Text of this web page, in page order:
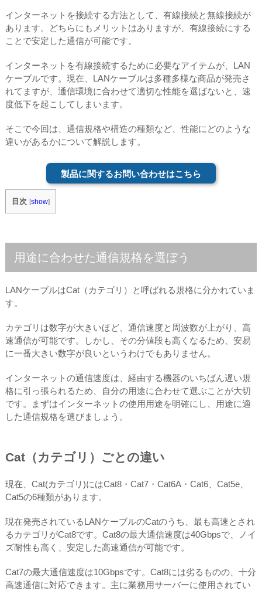
インターネットを接続する方法として、有線接続と無線接続が
あります。どちらにもメリットはありますが、有線接続にする
ことで安定した通信が可能です。
インターネットを有線接続するために必要なアイテムが、LAN
ケーブルです。現在、LANケーブルは多種多様な商品が発売さ
れてますが、通信環境に合わせて適切な性能を選ばないと、速
度低下を起こしてしまいます。
そこで今回は、通信規格や構造の種類など、性能にどのような
違いがあるかについて解説します。
製品に関するお問い合わせはこちら
目次 [show]
用途に合わせた通信規格を選ぼう
LANケーブルはCat（カテゴリ）と呼ばれる規格に分かれていま
す。
カテゴリは数字が大きいほど、通信速度と周波数が上がり、高
速通信が可能です。しかし、その分値段も高くなるため、安易
に一番大きい数字が良いというわけでもありません。
インターネットの通信速度は、経由する機器のいちばん遅い規
格に引っ張られるため、自分の用途に合わせて選ぶことが大切
です。まずはインターネットの使用用途を明確にし、用途に適
した通信規格を選びましょう。
Cat（カテゴリ）ごとの違い
現在、Cat(カテゴリ)にはCat8・Cat7・Cat6A・Cat6、Cat5e、
Cat5の6種類があります。
現在発売されているLANケーブルのCatのうち、最も高速とされ
るカテゴリがCat8です。Cat8の最大通信速度は40Gbpsで、ノイ
ズ耐性も高く、安定した高速通信が可能です。
Cat7の最大通信速度は10Gbpsです。Cat8には劣るものの、十分
高速通信に対応できます。主に業務用サーバーに使用されてい